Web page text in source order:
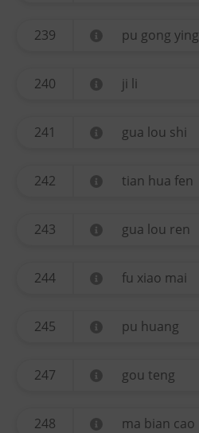
239 pu gong ying
240 ji li
241 gua lou shi
242 tian hua fen
243 gua lou ren
244 fu xiao mai
245 pu huang
247 gou teng
248 ma bian cao